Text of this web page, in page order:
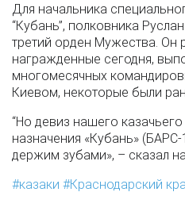
Для начальника
“Кубань”, полковника
третий орден Мужества. Он
награжденные сегодня,
многомесячных
Киевом, некоторые были
“Но девиз нашего
назначения «Кубань»
держим зубами», – сказал
казаки
Краснодарский